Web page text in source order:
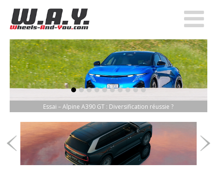
Essai – Alpine A390 GT : Diversification réussie ?
item-0
item-1
item-2
item-3
item-4
item-5
item-6
item-7
item-8
item-9